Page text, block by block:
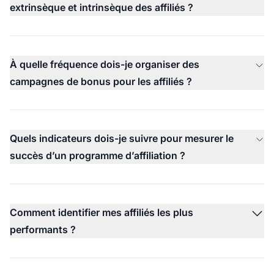
extrinsèque et intrinsèque des affiliés ?
À quelle fréquence dois-je organiser des
campagnes de bonus pour les affiliés ?
Quels indicateurs dois-je suivre pour mesurer le
succès d’un programme d’affiliation ?
Comment identifier mes affiliés les plus
performants ?